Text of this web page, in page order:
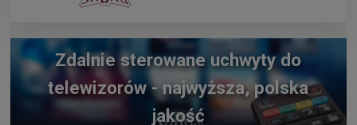
Zdalnie sterowane uchwyty do
telewizorów - najwyższa, polska
jakość